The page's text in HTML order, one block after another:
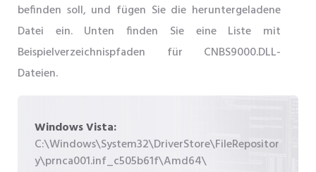
befinden soll, und fügen Sie die heruntergeladene
Datei ein. Unten finden Sie eine Liste mit
Beispielverzeichnispfaden für CNBS9000.DLL-
Dateien.
Windows Vista:
C:\Windows\System32\DriverStore\FileRepositor
y\prnca001.inf_c505b61f\Amd64\